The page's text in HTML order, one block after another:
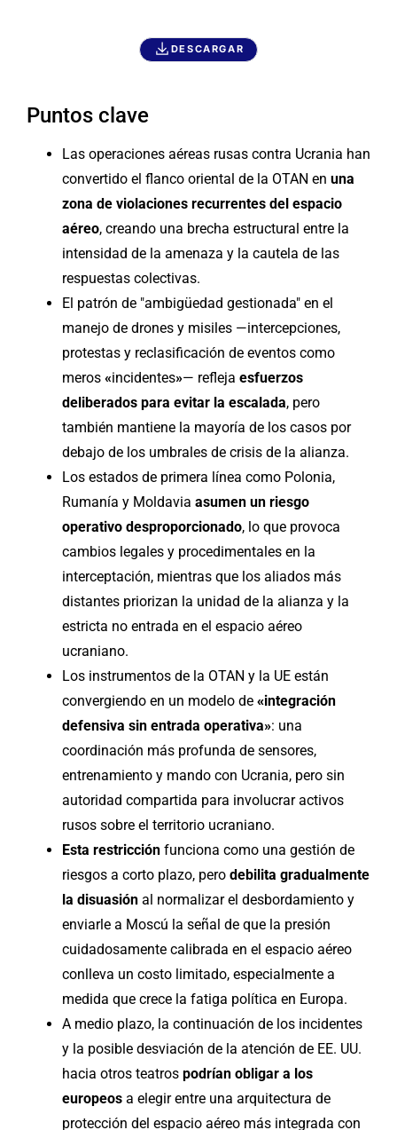
DESCARGAR
Puntos clave
Las operaciones aéreas rusas contra Ucrania han
convertido el flanco oriental de la OTAN en una
zona de violaciones recurrentes del espacio
aéreo, creando una brecha estructural entre la
intensidad de la amenaza y la cautela de las
respuestas colectivas.
El patrón de "ambigüedad gestionada" en el
manejo de drones y misiles —intercepciones,
protestas y reclasificación de eventos como
meros «incidentes»— refleja esfuerzos
deliberados para evitar la escalada, pero
también mantiene la mayoría de los casos por
debajo de los umbrales de crisis de la alianza.
Los estados de primera línea como Polonia,
Rumanía y Moldavia asumen un riesgo
operativo desproporcionado, lo que provoca
cambios legales y procedimentales en la
interceptación, mientras que los aliados más
distantes priorizan la unidad de la alianza y la
estricta no entrada en el espacio aéreo
ucraniano.
Los instrumentos de la OTAN y la UE están
convergiendo en un modelo de «integración
defensiva sin entrada operativa»: una
coordinación más profunda de sensores,
entrenamiento y mando con Ucrania, pero sin
autoridad compartida para involucrar activos
rusos sobre el territorio ucraniano.
Esta restricción funciona como una gestión de
riesgos a corto plazo, pero debilita gradualmente
la disuasión al normalizar el desbordamiento y
enviarle a Moscú la señal de que la presión
cuidadosamente calibrada en el espacio aéreo
conlleva un costo limitado, especialmente a
medida que crece la fatiga política en Europa.
A medio plazo, la continuación de los incidentes
y la posible desviación de la atención de EE. UU.
hacia otros teatros podrían obligar a los
europeos a elegir entre una arquitectura de
protección del espacio aéreo más integrada con